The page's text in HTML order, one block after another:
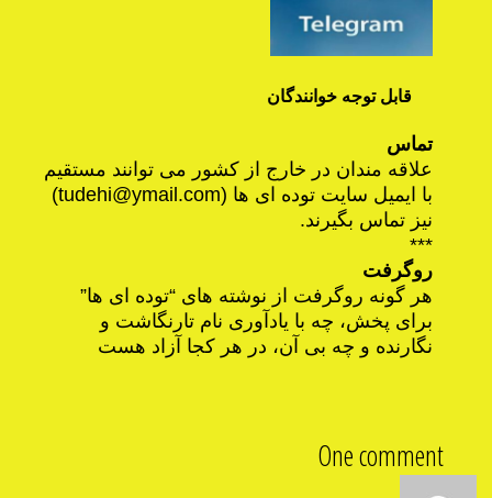
قابل توجه خوانندگان
تماس
علاقه مندان در خارج از کشور می توانند مستقیم
با ایمیل سایت توده ای ها (tudehi@ymail.com
)
نیز تماس بگیرند.
***
روگرفت
هر گونه روگرفت از نوشته های “توده ای ها”
برای پخش، چه با یادآوری نام تارنگاشت و
نگارنده و چه بی آن، در هر کجا آزاد هست
One comment